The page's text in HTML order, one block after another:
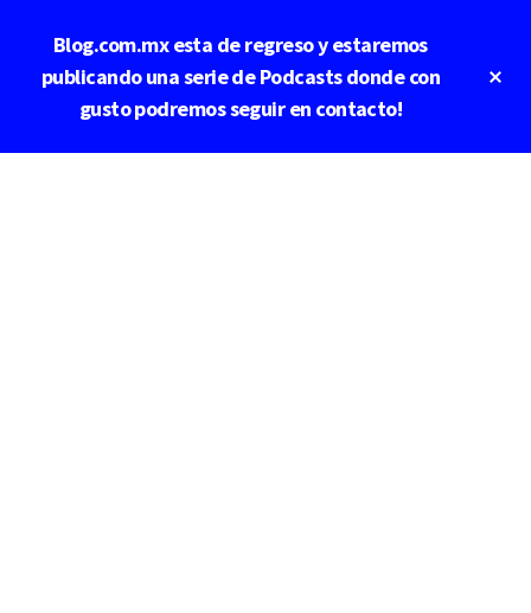
contenido
principal
Blog.com.mx esta de regreso y estaremos
publicando una serie de Podcasts donde con
gusto podremos seguir en contacto!